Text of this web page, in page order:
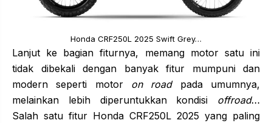
Honda CRF250L 2025 Swift Grey…
Lanjut ke bagian fiturnya, memang motor satu ini
tidak dibekali dengan banyak fitur mumpuni dan
modern seperti motor on roadpada umumnya,
melainkan lebih diperuntukkan kondisi offroad…
Salah satu fitur Honda CRF250L 2025 yang paling